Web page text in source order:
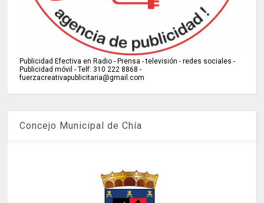
Publicidad Efectiva en Radio - Prensa - televisión - redes sociales -
Publicidad móvil - Telf: 310 222 8868 -
fuerzacreativapublicitaria@gmail.com
Concejo Municipal de Chía